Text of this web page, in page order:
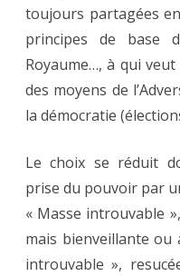
toujours partagées
principes de base
Royaume…, à qui
des moyens de
la démocratie
Le choix se réduit
prise du pouvoir par
« Masse introuvable
mais bienveillante ou
introuvable »,